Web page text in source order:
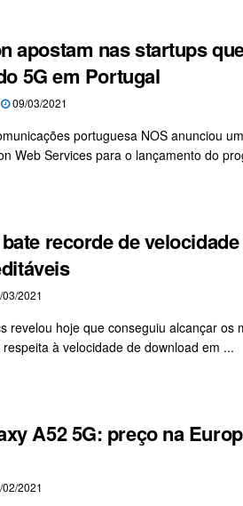
apostam nas startups
5G em Portugal
09/03/2021
portuguesa NOS anunciou
Web Services para o lançamento do
recorde de
2021
revelou hoje que conseguiu alcançar os
à velocidade de download em ...
A52 5G: preço na
2021